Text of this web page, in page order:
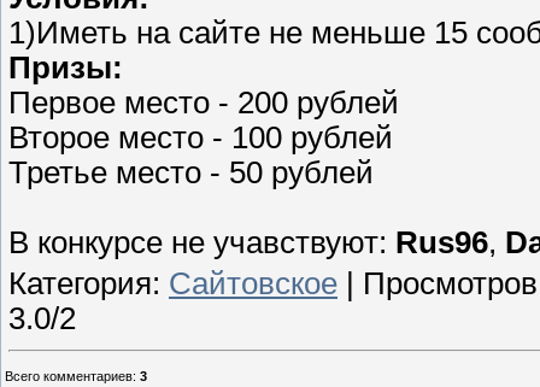
1)Иметь на сайте не меньше 15
Призы:
Первое место - 200 рублей
Второе место - 100 рублей
Третье место - 50 рублей
В конкурсе не учавствуют: Rus96,
Категория: Сайтовское Просмотров
3.0/2
Всего комментариев: 3